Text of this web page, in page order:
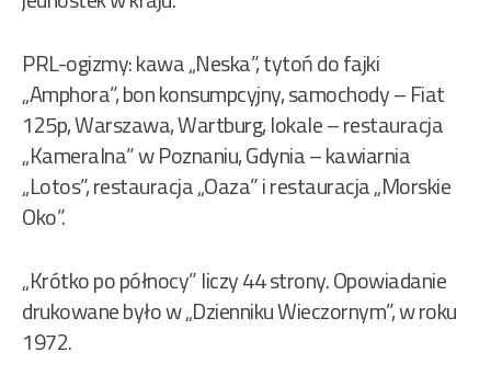
PRL-ogizmy: kawa „Neska”, tytoń do fajki
„Amphora”, bon konsumpcyjny, samochody – Fiat
125p, Warszawa, Wartburg, lokale – restauracja
„Kameralna” w Poznaniu, Gdynia – kawiarnia
„Lotos”, restauracja „Oaza” i restauracja „Morskie
Oko”.
„Krótko po północy” liczy 44 strony. Opowiadanie
drukowane było w „Dzienniku Wieczornym”, w roku
1972.